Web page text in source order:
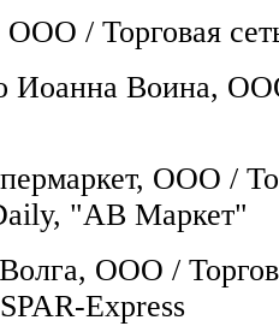
ООО / Торговая
Иоанна Воина,
ООО /
"АВ Маркет"
ООО /
Express